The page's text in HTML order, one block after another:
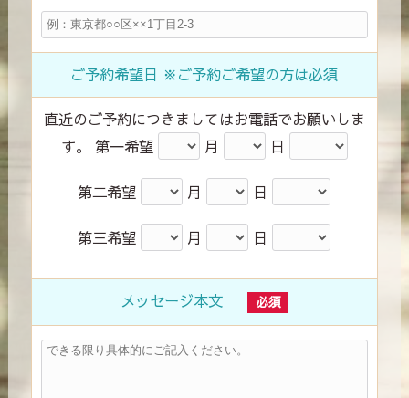
ご予約希望日 ※ご予約ご希望の方は必須
直近のご予約につきましてはお電話でお願いしま
す。 第一希望
月 日
第二希望 月 日
第三希望 月 日
メッセージ本文 必須